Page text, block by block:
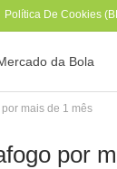
Política De Cookies
da Bola
mais de 1 mês
por